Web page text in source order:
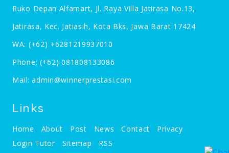
Ruko Depan Alfamart, Jl. Raya Villa Jatirasa No.13,
Jatirasa, Kec. Jatiasih, Kota Bks, Jawa Barat 17424
WA: (+62) +6281219937010
Phone: (+62) 081808133086
Mail:admin@winnerprestasi.com
Links
Home About Post News Contact
Privacy
Login Tutor
Sitemap RSS